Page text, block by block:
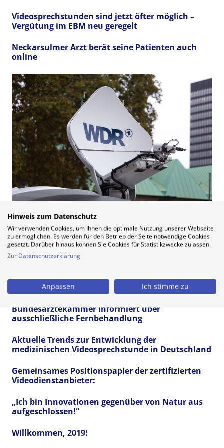
Videosprechstunden sind jetzt öfter möglich –
Vergütung im EBM neu geregelt
Neckarsulmer Arzt berät seine Patienten auch
online
WDR aktuell – Digitalisierung im
Gesundheitswesen
Fünf Überlegungen, wie der Patientenalltag im
Jahr 2030 aussehen könnte
Krankenkassen sollen für Gesundheitsapps
Bundesärztekammer informiert über
ausschließliche Fernbehandlung
Aktuelle Trends zur Entwicklung der
medizinischen Videosprechstunde in Deutschland
Gemeinsames Positionspapier der zertifizierten
Videodienstanbieter:
„Ich bin Innovationen gegenüber von Natur aus
aufgeschlossen!“
Willkommen, 2019!
Hinweis zum Datenschutz
Wir verwenden Cookies, um Ihnen die optimale Nutzung unserer Webseite
zu ermöglichen. Es werden für den Betrieb der Seite notwendige Cookies
gesetzt. Darüber hinaus können Sie Cookies für Statistikzwecke zulassen.
Zur Datenschutzerklärung
Anpassen Ich stimme zu